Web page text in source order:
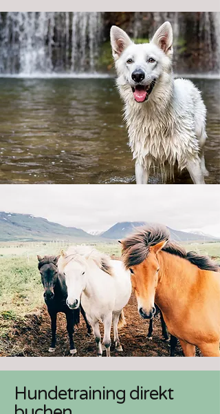
Hundetraining direkt